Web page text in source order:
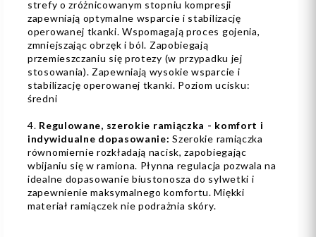
strefy o zróżnicowanym stopniu kompresji
zapewniają optymalne wsparcie i stabilizację
operowanej tkanki. Wspomagają proces gojenia,
zmniejszając obrzęk i ból. Zapobiegają
przemieszczaniu się protezy (w przypadku jej
stosowania). Zapewniają wysokie wsparcie i
stabilizację operowanej tkanki. Poziom ucisku:
średni
4. Regulowane, szerokie ramiączka - komfort i
indywidualne dopasowanie:Szerokie ramiączka
równomiernie rozkładają nacisk, zapobiegając
wbijaniu się w ramiona. Płynna regulacja pozwala na
idealne dopasowanie biustonosza do sylwetki i
zapewnienie maksymalnego komfortu. Miękki
materiał ramiączek nie podrażnia skóry.